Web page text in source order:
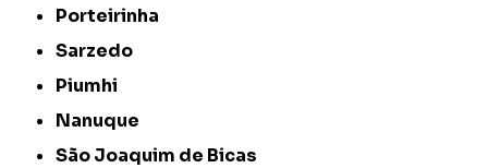
Porteirinha
Sarzedo
Piumhi
Nanuque
São Joaquim de Bicas